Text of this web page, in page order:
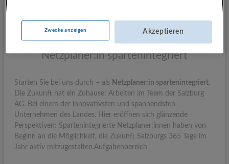
Netzplaner:in spartenintegriert
Starten Sie bei uns durch – als Netzplaner:in spartenintegriert.
Die Zukunft hat ein Zuhause: Arbeiten im Team der Salzburg
AG. Bei einem der innovativsten und spannendsten
Unternehmen des Landes. Hier eröffnen sich glänzende
Perspektiven: Spartenintegrierte Netzplaner:innen haben von
Beginn an die Möglichkeit, die Zukunft Salzburgs 365 Tage im
Jahr aktiv mitzugestalten.Aufgabenbereich
Zwecke anzeigen Akzeptieren